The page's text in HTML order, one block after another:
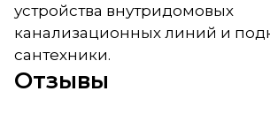
устройства внутридомовых
канализационных линий и
сантехники.
Отзывы